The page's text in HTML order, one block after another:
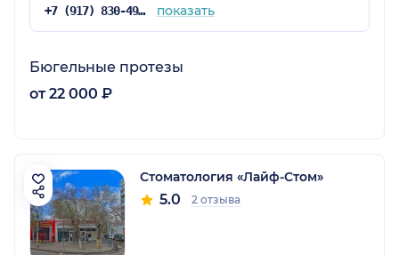
+7 (917) 830-49-78 показать
Бюгельные протезы
от 22 000 ₽
Стоматология «Лайф-Стом»
5.0 2 отзыва